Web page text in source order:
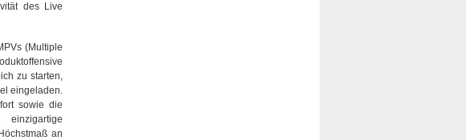
des Live
(Multiple
zu starten,
eingeladen.
sowie die
einzigartige
an